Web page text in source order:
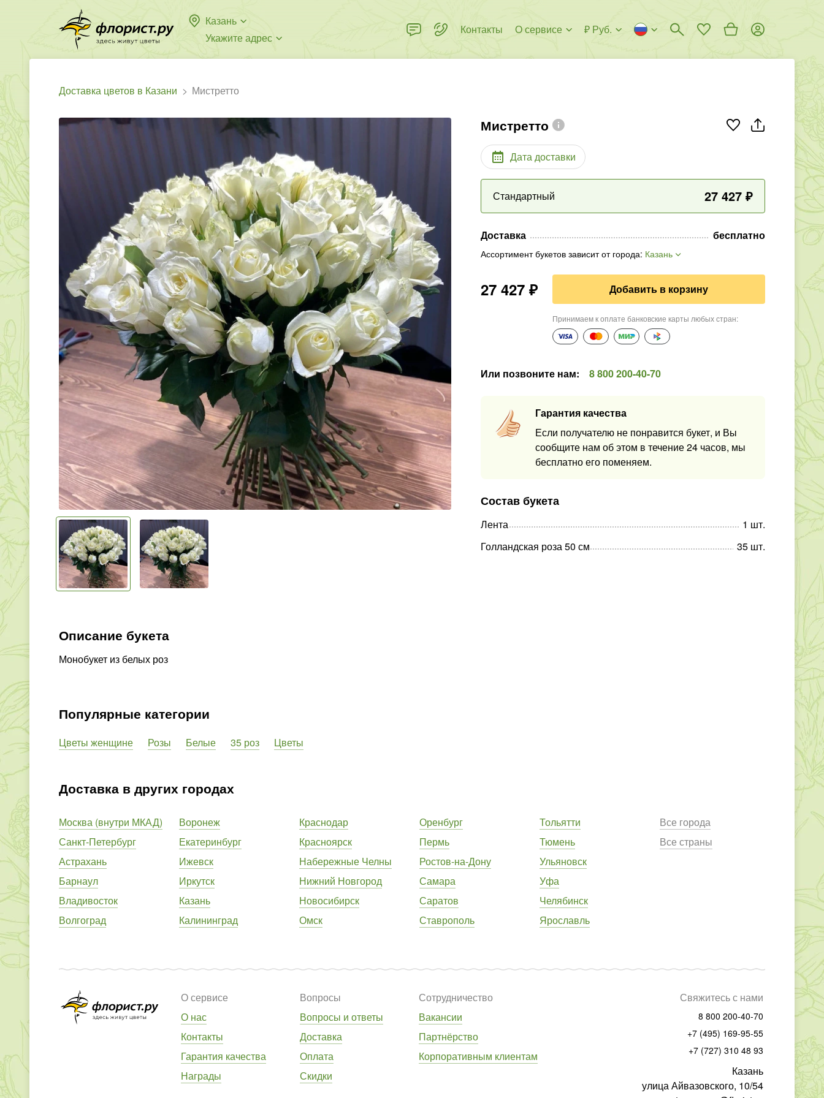
Казань
Укажите адрес
Контакты О сервисе ₽ Руб.
Доставка цветов в Казани Мистретто
Мистретто
Дата доставки
Стандартный 27 427 ₽
Доставка бесплатно
Ассортимент букетов зависит от города: Казань
27 427 ₽ Добавить в корзину
Принимаем к оплате банковские карты любых стран:
Или позвоните нам: 8 800 200-40-70
Гарантия качества
Если получателю не понравится букет, и Вы
сообщите нам об этом в течение 24 часов, мы
бесплатно его поменяем.
Состав букета
Лента 1 шт.
Голландская роза 50 см
35 шт.
Описание букета
Монобукет из белых роз
Популярные категории
Цветы женщине Розы Белые 35 роз Цветы
Доставка в других городах
Москва (внутри МКАД)
Санкт-Петербург
Астрахань
Барнаул
Владивосток
Волгоград
Воронеж
Екатеринбург
Ижевск
Иркутск
Казань
Калининград
Краснодар
Красноярск
Набережные Челны
Нижний Новгород
Новосибирск
Омск
Оренбург
Пермь
Ростов-на-Дону
Самара
Саратов
Ставрополь
Тольятти
Тюмень
Ульяновск
Уфа
Челябинск
Ярославль
Все города
Все страны
О сервисе
О нас
Контакты
Гарантия качества
Награды
Вопросы
Вопросы и ответы
Доставка
Оплата
Скидки
Сотрудничество
Вакансии
Партнёрство
Корпоративным клиентам
Свяжитесь с нами
8 800 200-40-70
+7 (495) 169-95-55
+7 (727) 310 48 93
Казань
улица Айвазовского, 10/54